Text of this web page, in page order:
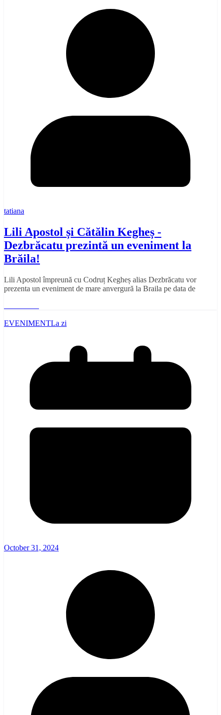
tatiana
Lili Apostol și Cătălin Kegheș -
Dezbrăcatu prezintă un eveniment la
Brăila!
Lili Apostol împreună cu Codruț Kegheș alias Dezbrăcatu vor
prezenta un eveniment de mare anvergură la Braila pe data de
EVENIMENTLa zi
October 31, 2024